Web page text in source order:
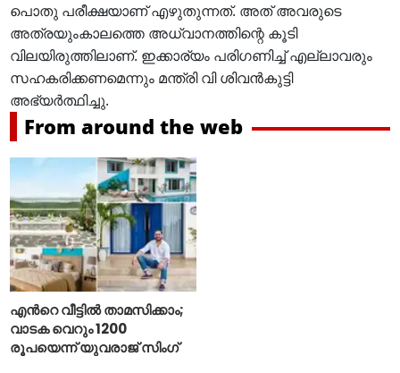
പൊതു പരീക്ഷയാണ് എഴുതുന്നത്. അത് അവരുടെ
അത്രയുംകാലത്തെ അധ്വാനത്തിന്റെ കൂടി
വിലയിരുത്തിലാണ്. ഇക്കാര്യം പരിഗണിച്ച് എല്ലാവരും
സഹകരിക്കണമെന്നും മന്ത്രി വി ശിവൻകുട്ടി
അഭ്യർത്ഥിച്ചു.
From around the web
എന്‍റെ വീട്ടില്‍ താമസിക്കാം;
വാടക വെറും 1200
രൂപയെന്ന് യുവരാജ് സിംഗ്